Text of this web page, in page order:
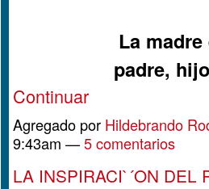
La
padre,
Continuar
Agregado por Hildebrando
9:43am —5 comentarios
LA INSPIRACI`´ON DEL